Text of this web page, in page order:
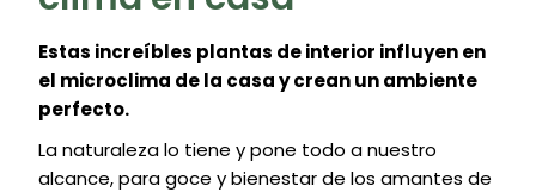
Estas increíbles plantas de interior influyen en
el microclima de la casa y crean un ambiente
perfecto.
La naturaleza lo tiene y pone todo a nuestro
alcance, para goce y bienestar de los amantes de